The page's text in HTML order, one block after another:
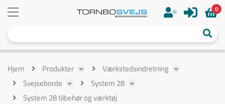
0
Hjem Produkter
Værkstedsindretning
Svejseborde
System 28
System 28 tilbehør og værktøj